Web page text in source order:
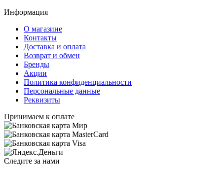
Информация
О магазине
Контакты
Доставка и оплата
Возврат и обмен
Бренды
Акции
Политика конфиденциальности
Персональные данные
Реквизиты
Принимаем к оплате
Следите за нами